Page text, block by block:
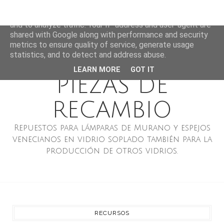
MURANO ESPEJOS
VENECIANOS Y
PIEZAS DE
RECAMBIO
Repuestos para lámparas de Murano y espejos
venecianos en vidrio soplado también para la
producción de otros vidrios.
RECURSOS
and to analyze traffic. Your IP address and user-agent are
shared with Google along with performance and security
metrics to ensure quality of service, generate usage
statistics, and to detect and address abuse.
LEARN MORE GOT IT